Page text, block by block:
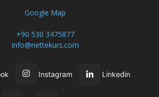
Google Map
+90 530 3475877
info@nettekurs.com
Instagram Linkedin